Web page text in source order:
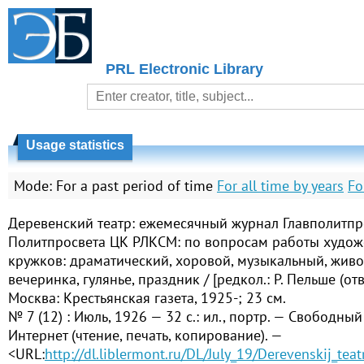
PRL Electronic Library
Usage statistics
Mode: For a past period of time For all time by years
Деревенский театр: ежемесячный журнал
Политпросвета ЦК РЛКСМ: по вопросам работы
кружков: драматический, хоровой, музыкальный,
вечеринка, гулянье, праздник / [редкол.: Р. Пельше
Москва: Крестьянская газета, 1925-; 23 см.
№ 7 (12) : Июль, 1926 — 32 с.: ил., портр. — Свободный
Интернет (чтение, печать, копирование). —
<URL:http://dl.liblermont.ru/DL/July_19/